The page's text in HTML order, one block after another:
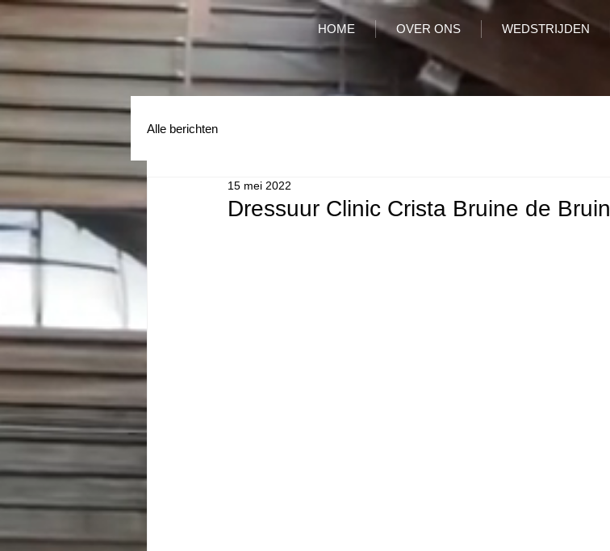
HOME OVER ONS WEDSTRIJDEN
Alle berichten
Dressuur Clinic Crista Bruine de Bruin
15 mei 2022